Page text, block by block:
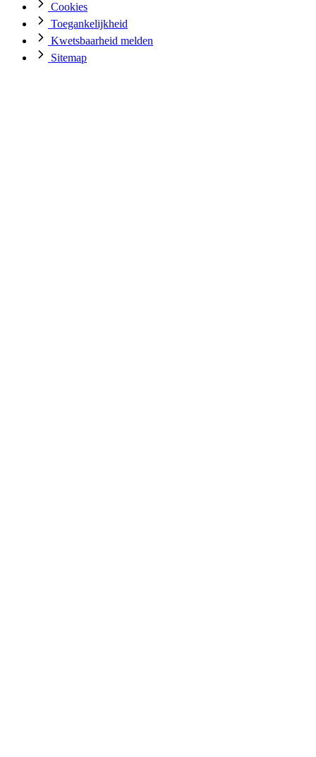
Cookies
Toegankelijkheid
Kwetsbaarheid melden
Sitemap